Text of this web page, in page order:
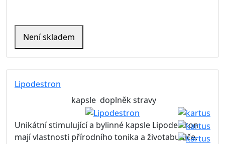
Není skladem
Lipodestron
kapsle doplněk stravy
Unikátní stimulující a bylinné kapsle Lipodestron
mají vlastnosti přírodního tonika a životabudiče.